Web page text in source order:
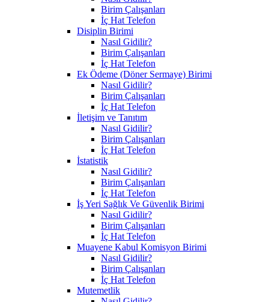
Birim Çalışanları
İç Hat Telefon
Disiplin Birimi
Nasıl Gidilir?
Birim Çalışanları
İç Hat Telefon
Ek Ödeme (Döner Sermaye) Birimi
Nasıl Gidilir?
Birim Çalışanları
İç Hat Telefon
İletişim ve Tanıtım
Nasıl Gidilir?
Birim Çalışanları
İç Hat Telefon
İstatistik
Nasıl Gidilir?
Birim Çalışanları
İç Hat Telefon
İş Yeri Sağlık Ve Güvenlik Birimi
Nasıl Gidilir?
Birim Çalışanları
İç Hat Telefon
Muayene Kabul Komisyon Birimi
Nasıl Gidilir?
Birim Çalışanları
İç Hat Telefon
Mutemetlik